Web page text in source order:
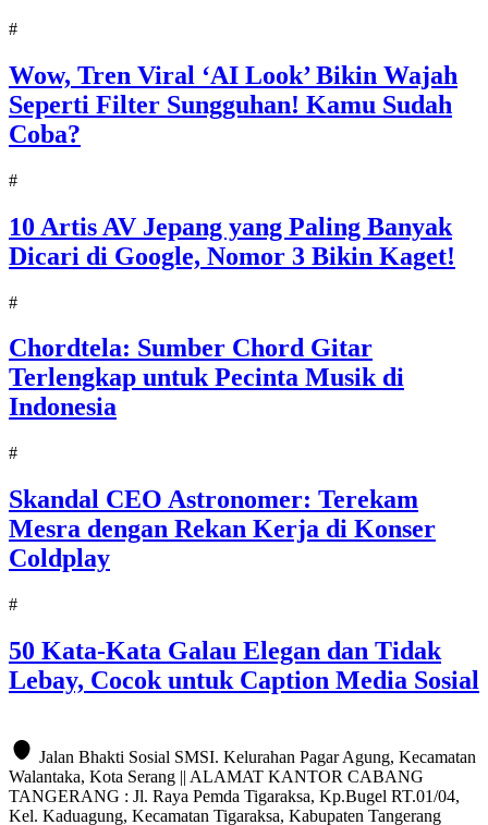
#
Wow, Tren Viral ‘AI Look’ Bikin Wajah
Seperti Filter Sungguhan! Kamu Sudah
Coba?
#
10 Artis AV Jepang yang Paling Banyak
Dicari di Google, Nomor 3 Bikin Kaget!
#
Chordtela: Sumber Chord Gitar
Terlengkap untuk Pecinta Musik di
Indonesia
#
Skandal CEO Astronomer: Terekam
Mesra dengan Rekan Kerja di Konser
Coldplay
#
50 Kata-Kata Galau Elegan dan Tidak
Lebay, Cocok untuk Caption Media Sosial
Jalan Bhakti Sosial SMSI. Kelurahan Pagar Agung, Kecamatan
Walantaka, Kota Serang || ALAMAT KANTOR CABANG
TANGERANG : Jl. Raya Pemda Tigaraksa, Kp.Bugel RT.01/04,
Kel. Kaduagung, Kecamatan Tigaraksa, Kabupaten Tangerang